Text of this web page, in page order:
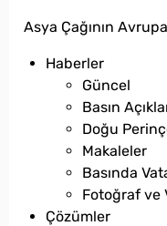
Asya Çağının
Haberler
Güncel
Basın
Doğu
Makaleler
Basında
Fotoğraf ve
Çözümler